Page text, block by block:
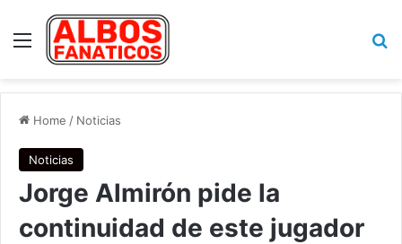
Menu
Home / Noticias
Noticias
Jorge Almirón pide la
continuidad de este jugador